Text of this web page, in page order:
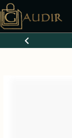
al
contenido